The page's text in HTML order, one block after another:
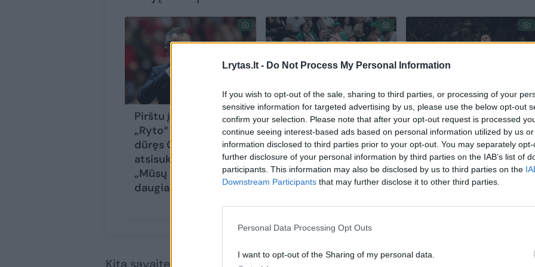
Lrytas.lt - Do Not Process My Personal Information
If you wish to opt-out of the sale, sharing to third parties, or processing of your
sensitive information for targeted advertising by us, please use the below opt-out
confirm your selection. Please note that after your opt-out request is processed
continue seeing interest-based ads based on personal information utilized by us
information disclosed to third parties prior to your opt-out. You may separately
further disclosure of your personal information by third parties on the IAB’s list of
participants. This information may also be disclosed by us to third parties on the
Downstream Participants that may further disclose it to other third parties.
Personal Data Processing Opt Outs
I want to opt-out of the Sharing of my personal data.
Pirštu į kritusio
„Ryto“ problemą
dūręs G. Žibėnas
atsisuko į tribūnas:
„Mūsų sirgaliai verti
daugiau“
Po pergalės A.
Trinchieri kalbėjo ne
tik apie „Žalgirį“, bet
ir „Euroviziją“: turėjo
pastabų lietuviams
T. Sedekerskis kukliai
prisidėjo prie klubo
pergalės
Kitą savaitę visi šie klubai rungtyniaus namuose: „Wolves Twinsbet“ priims